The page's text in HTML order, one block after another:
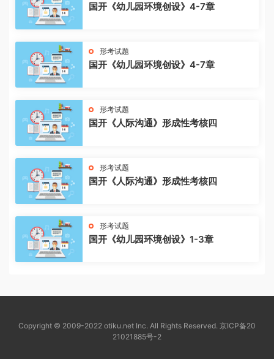
国开《幼儿园环境创设》4-7章
形考试题
国开《幼儿园环境创设》4-7章
形考试题
国开《人际沟通》形成性考核四
形考试题
国开《人际沟通》形成性考核四
形考试题
国开《幼儿园环境创设》1-3章
Copyright © 2009-2022 otiku.net Inc. All Rights Reserved. 京ICP备20
21021885号-2